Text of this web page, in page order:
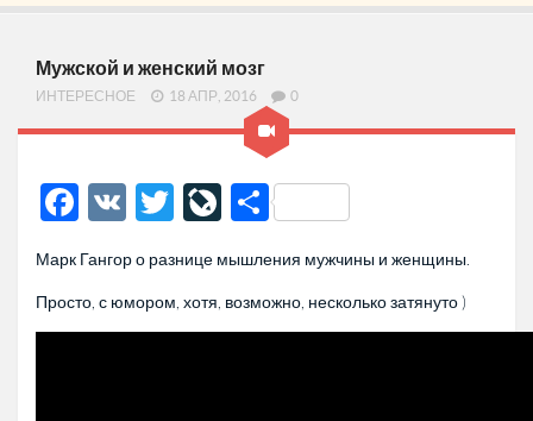
Мужской и женский мозг
ИНТЕРЕСНОЕ 18 АПР, 2016 0
Facebook
VK TwitterLiveJournal
Отправить
Марк Гангор о разнице мышления мужчины и женщины.
Просто, с юмором, хотя, возможно, несколько затянуто )